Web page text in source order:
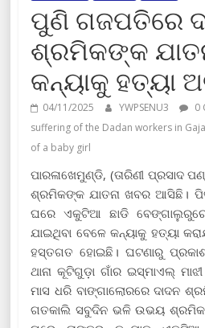
ପୁଣି ଗଜପତିରେ
ଶ୍ରମିକଙ୍କ
କନ୍ୟାକୁ ହତ୍ୟା
04/11/2025 YWPSENU3 0
suffering of the Dadan workers in
of a baby girl
ପାରଳାଖେମୁଣ୍ଡି, (ତାରିଣୀ ପ୍ରସାଦ
ଶ୍ରମିକଙ୍କ ଯାତନା ଖବର ଆସିଛି।
ଘରେ ଏକୁଟିଆ ଛାଡି
ଯାଇଥିବା ବେଳେ କନ୍ୟାକୁ ହତ୍ୟା
ହସ୍ତଗତ ହୋଇଛି। ଘଟଣାରୁ
ଥାନା କୂଟିଗୁଡ଼ା ଗାଁର ଇସ୍ମାଏଲ୍
ମାସ ଧରି ବାଙ୍ଗାଲୋରରେ ଦାଦନ
ଗତକାଲି ସବୁଦିନ ଭଳି ଉଭୟ ଶ୍ରମିକ